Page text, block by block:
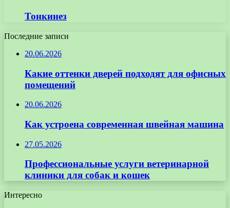
Тонкинез
Последние записи
20.06.2026
Какие оттенки дверей подходят для офисных
помещений
20.06.2026
Как устроена современная швейная машина
27.05.2026
Профессиональные услуги ветеринарной
клиники для собак и кошек
Интересно